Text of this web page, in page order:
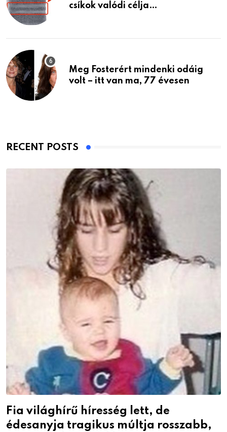
csíkok valódi célja…
Meg Fosterért mindenki odáig
volt – itt van ma, 77 évesen
RECENT POSTS
Fia világhírű híresség lett, de
édesanyja tragikus múltja rosszabb,